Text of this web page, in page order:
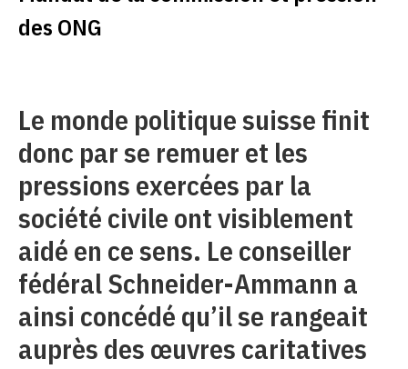
des ONG
Le monde politique suisse finit
donc par se remuer et les
pressions exercées par la
société civile ont visiblement
aidé en ce sens. Le conseiller
fédéral Schneider-Ammann a
ainsi concédé qu’il se rangeait
auprès des œuvres caritatives